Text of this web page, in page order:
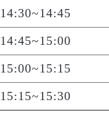
14:30~14:45
14:45~15:00
15:00~15:15
15:15~15:30